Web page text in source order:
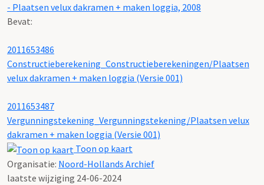
- Plaatsen velux dakramen + maken loggia, 2008
Bevat:
2011653486
Constructieberekening_Constructieberekeningen/Plaatsen
velux dakramen + maken loggia (Versie 001)
2011653487
Vergunningstekening_Vergunningstekening/Plaatsen velux
dakramen + maken loggia (Versie 001)
Toon op kaart
Organisatie: Noord-Hollands Archief
laatste wijziging 24-06-2024